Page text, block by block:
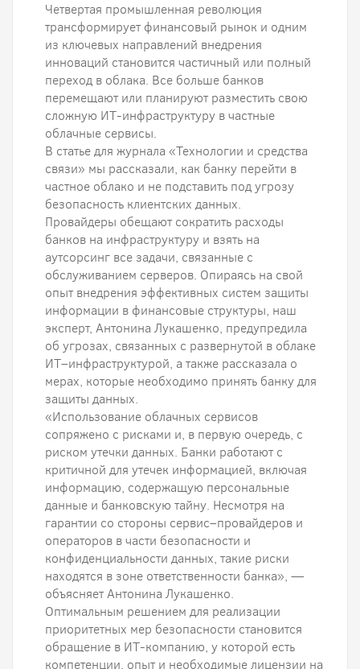
Четвертая промышленная революция
трансформирует финансовый рынок и одним
из ключевых направлений внедрения
инноваций становится частичный или полный
переход в облака. Все больше банков
перемещают или планируют разместить свою
сложную ИТ-инфраструктуру в частные
облачные сервисы.
В статье для журнала «Технологии и средства
связи» мы рассказали, как банку перейти в
частное облако и не подставить под угрозу
безопасность клиентских данных.
Провайдеры обещают сократить расходы
банков на инфраструктуру и взять на
аутсорсинг все задачи, связанные с
обслуживанием серверов. Опираясь на свой
опыт внедрения эффективных систем защиты
информации в финансовые структуры, наш
эксперт, Антонина Лукашенко, предупредила
об угрозах, связанных с развернутой в облаке
ИТ–инфраструктурой, а также рассказала о
мерах, которые необходимо принять банку для
защиты данных.
«Использование облачных сервисов
сопряжено с рисками и, в первую очередь, с
риском утечки данных. Банки работают с
критичной для утечек информацией, включая
информацию, содержащую персональные
данные и банковскую тайну. Несмотря на
гарантии со стороны сервис–провайдеров и
операторов в части безопасности и
конфиденциальности данных, такие риски
находятся в зоне ответственности банка», —
объясняет Антонина Лукашенко.
Оптимальным решением для реализации
приоритетных мер безопасности становится
обращение в ИТ-компанию, у которой есть
компетенции, опыт и необходимые лицензии на